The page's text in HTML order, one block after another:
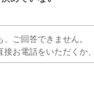
ご回答できません。
お電話をいただくか、